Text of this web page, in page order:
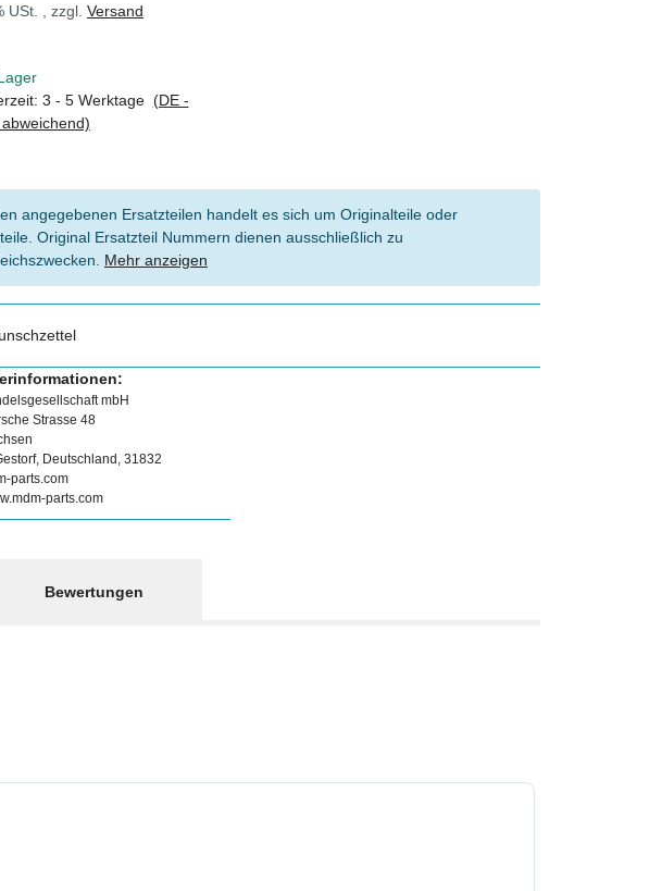
USt. , zzgl. Versand
3 - 5 Werktage (DE -
angegebenen Ersatzteilen handelt es sich um Originalteile oder
Original Ersatzteil Nummern dienen ausschließlich zu
Mehr anzeigen
mbH
Strasse 48
Deutschland, 31832
parts.com
parts.com
Bewertungen